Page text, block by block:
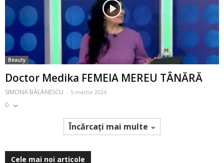
Beauty
Doctor Medika FEMEIA MEREU TÂNĂRĂ
SIMONA BĂLĂNESCU - 5 martie 2024
0
Încărcați mai multe
Cele mai noi articole